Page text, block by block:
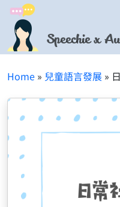
Speechie x
Home » 兒童語言發展 »